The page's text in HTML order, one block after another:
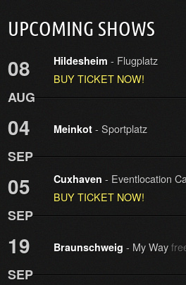
UPCOMING SHOWS
08
AUG
Hildesheim- Flugplatz
BUY TICKET NOW!
04
SEP
Meinkot - Sportplatz
05
SEP
Cuxhaven - Eventlocation
BUY TICKET NOW!
19
SEP
Braunschweig - My Way